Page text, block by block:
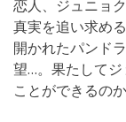
恋人、ジュニョク
真実を追い求め
開かれたパンド
望…。果たして
ことができるの